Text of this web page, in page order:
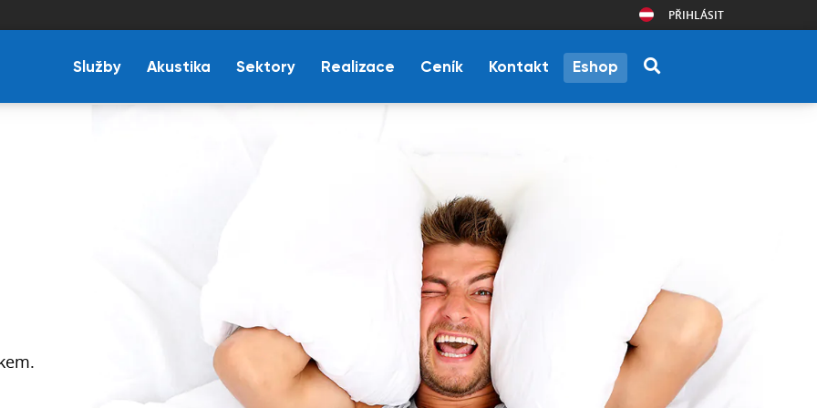
PŘIHLÁSIT
Služby Akustika Sektory Realizace Ceník Kontakt Eshop
trhu.